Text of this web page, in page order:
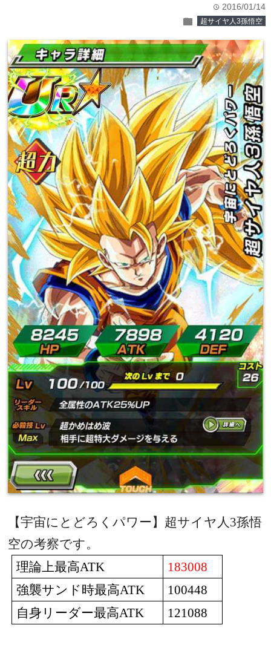
time 2016/01/14
folder 超サイヤ人3孫悟空
【宇宙にとどろくパワー】超サイヤ人3孫悟
空の考察です。
理論上最高ATK 183008
強襲サンド時最高ATK 100448
自身リーダー最高ATK 121088